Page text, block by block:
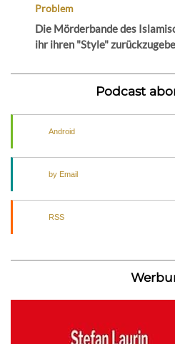
Problem
Die Mörderbande des
ihr ihren "Style"
Podcast
Android
by Email
RSS